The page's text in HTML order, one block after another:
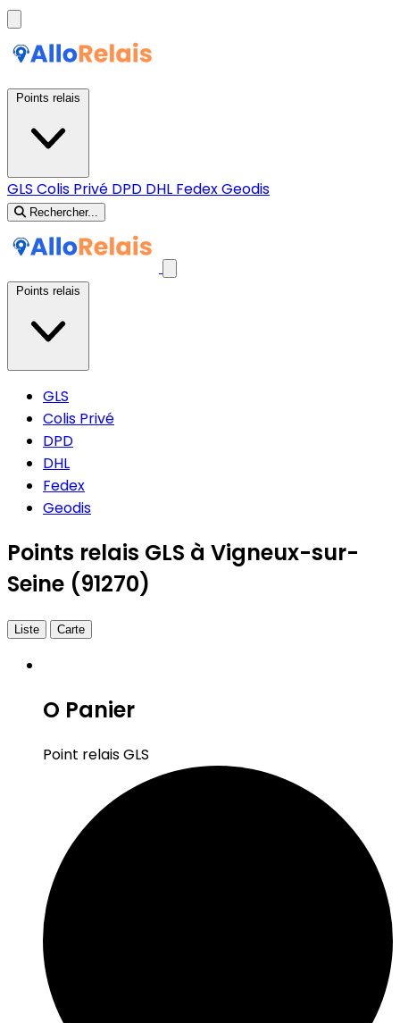
GLS Colis Privé DPD DHL FedexGeodis
Rechercher...
GLS
Colis Privé
DPD
DHL
Fedex
Geodis
Points relais GLS à Vigneux-sur-
Seine (91270)
Liste Carte
O Panier
Point relais GLS